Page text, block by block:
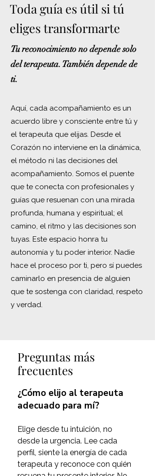
Toda guía es útil si tú
eliges transformarte
Tureconocimientono depende solo
del terapeuta. También depende de
ti.
Aquí, cada acompañamiento es un
acuerdo libre y consciente entre tú y
el terapeuta que elijas. Desde el
Corazón no interviene en la dinámica,
el método ni las decisiones del
acompañamiento. Somos el puente
que te conecta con profesionales y
guías que resuenan con una mirada
profunda, humana y espiritual; el
camino, el ritmo y las decisiones son
tuyas. Este espacio honra tu
autonomía y tu poder interior. Nadie
hace el proceso por ti, pero sí puedes
caminarlo en presencia de alguien
que te sostenga con claridad, respeto
y verdad.
Preguntas más
frecuentes
¿Cómo elijo al terapeuta
adecuado para mí?
Elige desde tu intuición, no
desde la urgencia. Lee cada
perfil, siente la energía de cada
terapeuta y reconoce con quién